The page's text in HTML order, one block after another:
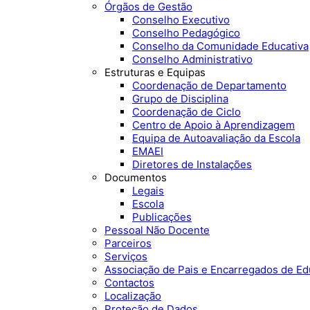
Órgãos de Gestão
Conselho Executivo
Conselho Pedagógico
Conselho da Comunidade Educativa
Conselho Administrativo
Estruturas e Equipas
Coordenação de Departamento
Grupo de Disciplina
Coordenação de Ciclo
Centro de Apoio à Aprendizagem
Equipa de Autoavaliação da Escola
EMAEI
Diretores de Instalações
Documentos
Legais
Escola
Publicações
Pessoal Não Docente
Parceiros
Serviços
Associação de Pais e Encarregados de
Contactos
Localização